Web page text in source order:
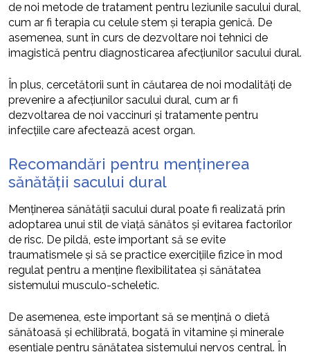
de noi metode de tratament pentru leziunile sacului dural,
cum ar fi terapia cu celule stem și terapia genică. De
asemenea, sunt în curs de dezvoltare noi tehnici de
imagistică pentru diagnosticarea afecțiunilor sacului dural.
În plus, cercetătorii sunt în căutarea de noi modalități de
prevenire a afecțiunilor sacului dural, cum ar fi
dezvoltarea de noi vaccinuri și tratamente pentru
infecțiile care afectează acest organ.
Recomandări pentru menținerea
sănătății sacului dural
Menținerea sănătății sacului dural poate fi realizată prin
adoptarea unui stil de viață sănătos și evitarea factorilor
de risc. De pildă, este important să se evite
traumatismele și să se practice exercițiile fizice în mod
regulat pentru a menține flexibilitatea și sănătatea
sistemului musculo-scheletic.
De asemenea, este important să se mențină o dietă
sănătoasă și echilibrată, bogată în vitamine și minerale
esențiale pentru sănătatea sistemului nervos central. În